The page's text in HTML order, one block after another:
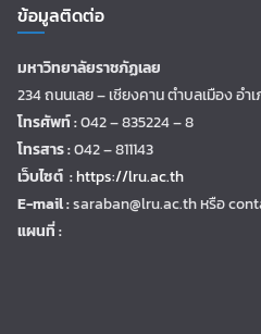
ข้อมูลติดต่อ
มหาวิทยาลัยราชภัฏเลย
234 ถนนเลย – เชียงคาน ตำบลเมือง อำ
โทรศัพท์ :042 – 835224 – 8
โทรสาร :042 – 811143
เว็บไซต์ :https://lru.ac.th
E-mail :saraban@lru.ac.thหรือ
แผนที่ :